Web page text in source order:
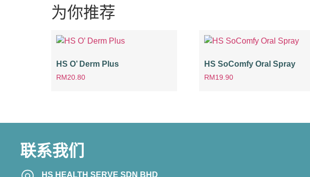
为你推荐
HS O’ Derm Plus
RM 20.80
HS SoComfy Oral Spray
RM 19.90
联系我们
HS HEALTH SERVE SDN BHD